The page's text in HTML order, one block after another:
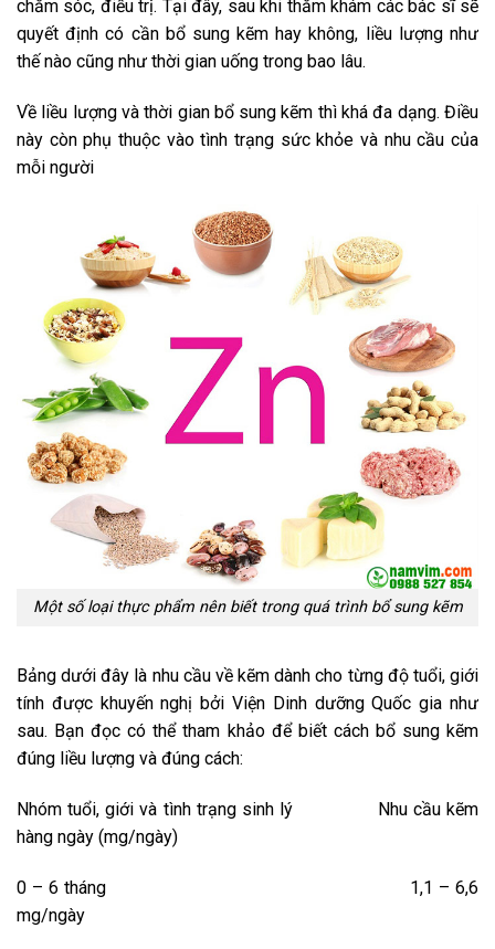
chăm sóc, điều trị. Tại đây, sau khi thăm khám các bác sĩ sẽ
quyết định có cần bổ sung kẽm hay không, liều lượng như
thế nào cũng như thời gian uống trong bao lâu.
Về liều lượng và thời gian bổ sung kẽm thì khá đa dạng. Điều
này còn phụ thuộc vào tình trạng sức khỏe và nhu cầu của
mỗi người
Một số loại thực phẩm nên biết trong quá trình bổ sung kẽm
Bảng dưới đây là nhu cầu về kẽm dành cho từng độ tuổi, giới
tính được khuyến nghị bởi Viện Dinh dưỡng Quốc gia như
sau. Bạn đọc có thể tham khảo để biết cách bổ sung kẽm
đúng liều lượng và đúng cách:
Nhóm tuổi, giới và tình trạng sinh lý Nhu cầu kẽm
hàng ngày (mg/ngày)
0 – 6 tháng 1,1 – 6,6
mg/ngày